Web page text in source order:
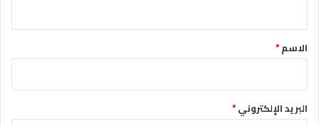
*الاسم*
البريد الإلكتروني*